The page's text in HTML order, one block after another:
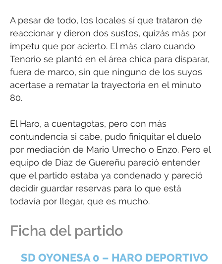
A pesar de todo, los locales sí que trataron de
reaccionar y dieron dos sustos, quizás más por
ímpetu que por acierto. El más claro cuando
Tenorio se plantó en el área chica para disparar,
fuera de marco, sin que ninguno de los suyos
acertase a rematar la trayectoria en el minuto
80.
El Haro, a cuentagotas, pero con más
contundencia si cabe, pudo finiquitar el duelo
por mediación de Mario Urrecho o Enzo. Pero el
equipo de Díaz de Guereñu pareció entender
que el partido estaba ya condenado y pareció
decidir guardar reservas para lo que está
todavía por llegar, que es mucho.
Ficha del partido
SD OYONESA 0 – HARO DEPORTIVO